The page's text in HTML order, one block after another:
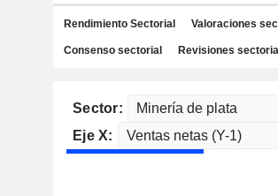
Rendimiento Sectorial Valoraciones
Consenso sectorial Revisiones
Sector:
Eje X: